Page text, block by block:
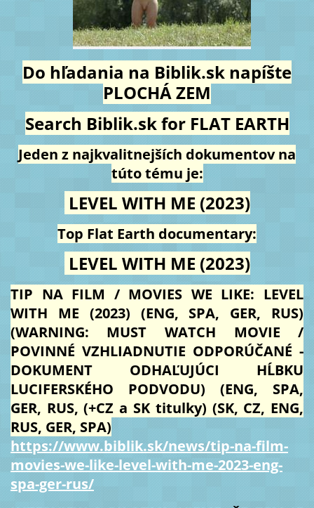
Do hľadania na Biblik.sk napíšte
PLOCHÁ ZEM
Search Biblik.sk for FLAT EARTH
Jeden z najkvalitnejších dokumentov na
túto tému je:
LEVEL WITH ME (2023)
Top Flat Earth documentary:
LEVEL WITH ME (2023)
TIP NA FILM / MOVIES WE LIKE: LEVEL
WITH ME (2023) (ENG, SPA, GER, RUS)
(WARNING: MUST WATCH MOVIE /
POVINNÉ VZHLIADNUTIE ODPORÚČANÉ -
DOKUMENT ODHAĽUJÚCI HĹBKU
LUCIFERSKÉHO PODVODU) (ENG, SPA,
GER, RUS, (+CZ a SK titulky) (SK, CZ, ENG,
RUS, GER, SPA)
https://www.biblik.sk/news/tip-na-film-
movies-we-like-level-with-me-2023-eng-
spa-ger-rus/